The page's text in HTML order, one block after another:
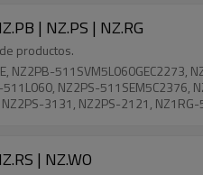
| NZ.PS | NZ.RG
productos.
511SVM5L060GEC2273,
NZ2PS-511SEM5C2376,
3131, NZ2PS-2121,
| NZ.WO